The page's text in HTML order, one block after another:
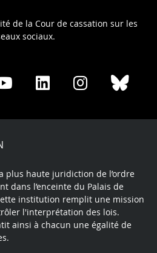
de la Cour de cassation sur les
sociaux.
Share
Youtube
Share
LinkedIn
Share
Instagram
plus haute juridiction de l’ordre
dans l’enceinte du Palais de
institution remplit une mission
l'interprétation des lois.
ainsi à chacun une égalité de